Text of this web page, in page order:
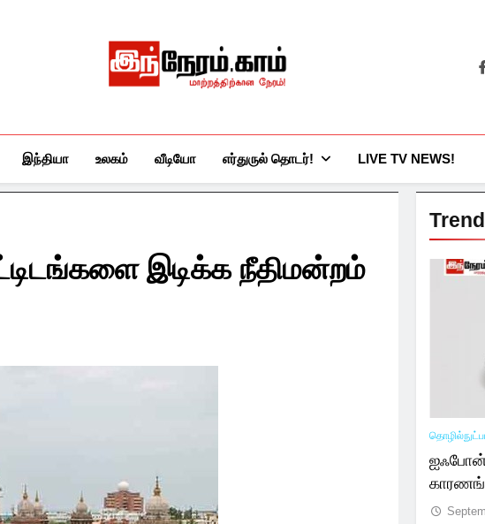
இந்நேரம்.காம்
இந்தியா உலகம் வீடியோ எர்துருல் தொடர்! LIVE TV NEWS!
இடிக்க நீதிமன்றம்
ஐஃபோன்